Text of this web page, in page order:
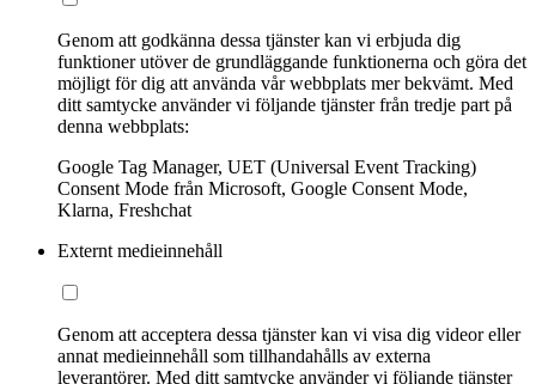
Genom att godkänna dessa tjänster kan vi erbjuda dig
funktioner utöver de grundläggande funktionerna och göra det
möjligt för dig att använda vår webbplats mer bekvämt. Med
ditt samtycke använder vi följande tjänster från tredje part på
denna webbplats:
Google Tag Manager, UET (Universal Event Tracking)
Consent Mode från Microsoft, Google Consent Mode,
Klarna, Freshchat
Externt medieinnehåll
Genom att acceptera dessa tjänster kan vi visa dig videor eller
annat medieinnehåll som tillhandahålls av externa
leverantörer. Med ditt samtycke använder vi följande tjänster